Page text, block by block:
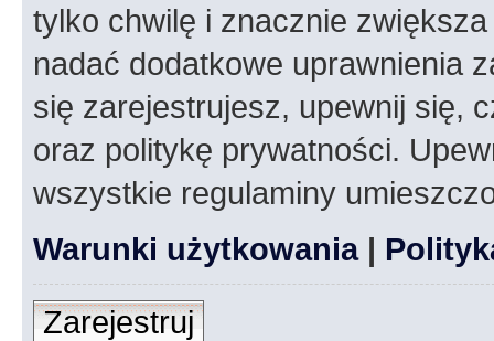
tylko chwilę i znacznie
nadać dodatkowe uprawnienia
się zarejestrujesz, upewnij się,
oraz politykę prywatności.
wszystkie regulaminy
Warunki użytkowania|
Zarejestruj